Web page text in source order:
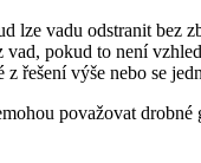
lze vadu odstranit bez
pokud to není
řešení výše nebo se
považovat